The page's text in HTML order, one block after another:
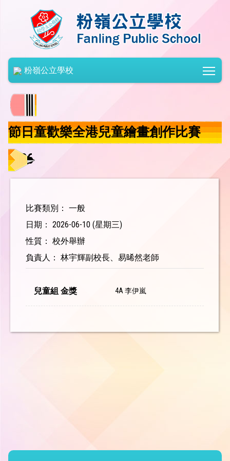
粉嶺公立學校
節日童歡樂全港兒童繪畫創作比賽
2026
比賽類別： 一般
日期： 2026-06-10 (星期三)
性質： 校外舉辦
負責人： 林宇輝副校長、易晞然老師
兒童組 金獎 4A 李伊嵐